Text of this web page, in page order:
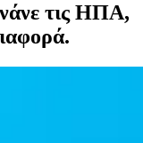
τις ΗΠΑ,